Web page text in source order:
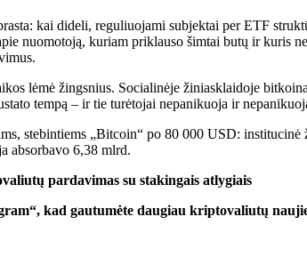
kai dideli, reguliuojami subjektai per ETF
nuomotoją, kuriam priklauso šimtai butų ir kuris
lėmė žingsnius. Socialinėje žiniasklaidoje
tempą – ir tie turėtojai nepanikuoja ir
stebintiems „Bitcoin“ po 80 000 USD:
absorbavo 6,38 mlrd.
pardavimas su stakingais atlygiais
kad gautumėte daugiau kriptovaliutų